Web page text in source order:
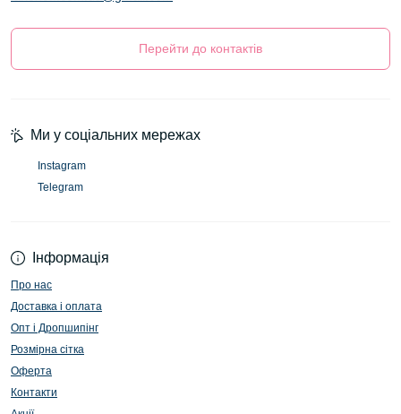
Перейти до контактів
Інформація
Про нас
Доставка і оплата
Опт і Дропшипінг
Розмірна сітка
Оферта
Контакти
Ми у соціальних мережах
Instagram
Telegram